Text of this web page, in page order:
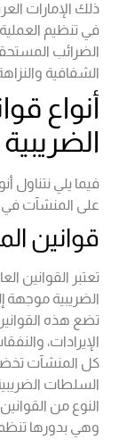
ذلك الإمارات
في تنظيم
الضرائب
الشفافية
أنواع
فيما يلي نتناول
على المنشآت في
قوانين
تعتبر القوانين
الضريبية موجهة
تضع هذه
الإيرادات،
كل المنشآت
السلطات
النوع من
وهي بدورها تنظم